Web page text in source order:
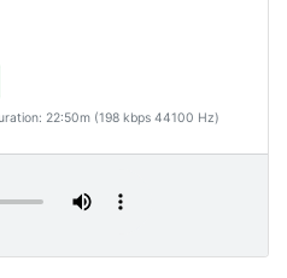
22:50m (198 kbps 44100 Hz)